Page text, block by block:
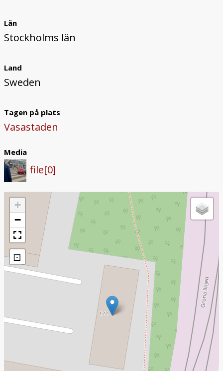
Län
Stockholms län
Land
Sweden
Tagen på plats
Vasastaden
Media
file[0]
+
−
⊡